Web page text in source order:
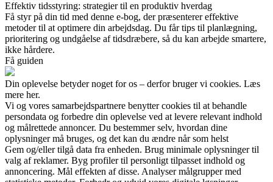
Effektiv tidsstyring: strategier til en produktiv hverdag
Få styr på din tid med denne e-bog, der præsenterer effektive
metoder til at optimere din arbejdsdag. Du får tips til planlægning,
prioritering og undgåelse af tidsdræbere, så du kan arbejde smartere,
ikke hårdere.
Få guiden
Din oplevelse betyder noget for os – derfor bruger vi cookies. Læs
mere her.
Vi og vores samarbejdspartnere benytter cookies til at behandle
persondata og forbedre din oplevelse ved at levere relevant indhold
og målrettede annoncer. Du bestemmer selv, hvordan dine
oplysninger må bruges, og det kan du ændre når som helst
Gem og/eller tilgå data fra enheden. Brug minimale oplysninger til
valg af reklamer. Byg profiler til personligt tilpasset indhold og
annoncering. Mål effekten af disse. Analyser målgrupper med